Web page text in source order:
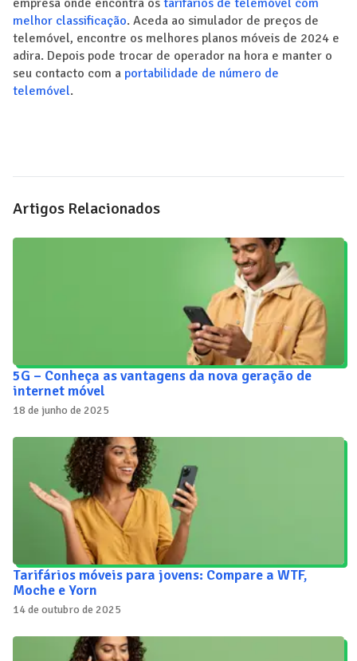
melhor classificação. Aceda ao simulador de preços de
telemóvel, encontre os melhores planos móveis de 2024 e
adira. Depois pode trocar de operador na hora e manter o
seu contacto com a portabilidade de número de
telemóvel.
Artigos Relacionados
5G – Conheça as vantagens da nova geração de
internet móvel
18 de junho de 2025
Tarifários móveis para jovens: Compare a WTF,
Moche e Yorn
14 de outubro de 2025